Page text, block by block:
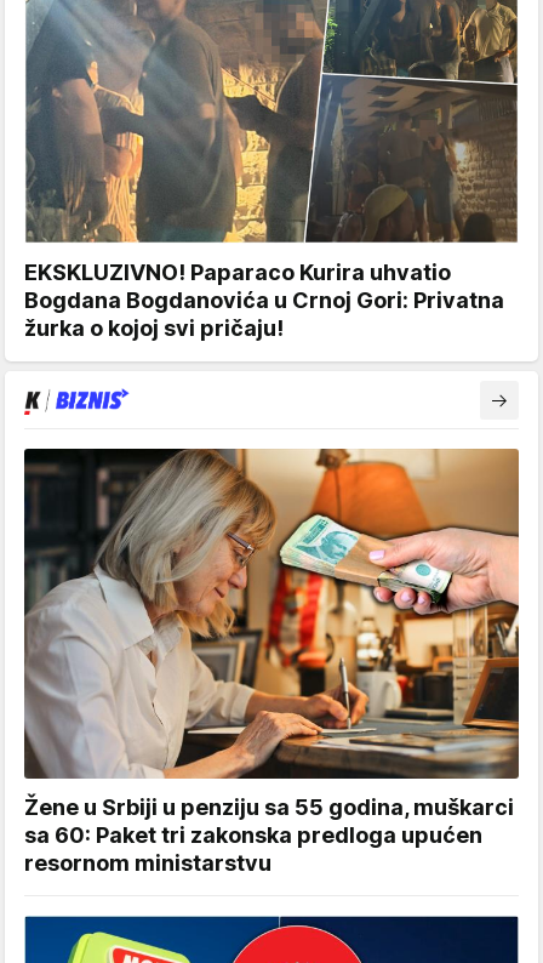
EKSKLUZIVNO! Paparaco Kurira uhvatio
Bogdana Bogdanovića u Crnoj Gori: Privatna
žurka o kojoj svi pričaju!
Žene u Srbiji u penziju sa 55 godina, muškarci
sa 60: Paket tri zakonska predloga upućen
resornom ministarstvu